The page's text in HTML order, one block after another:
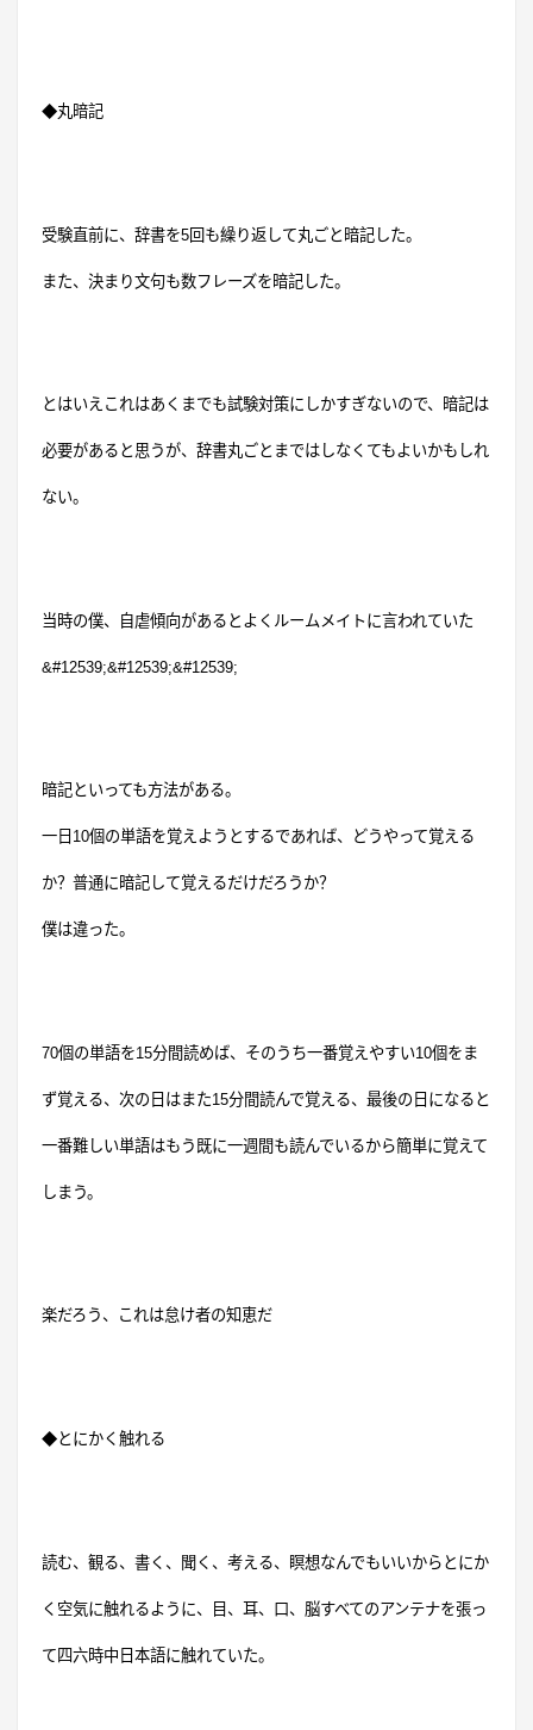
◆丸暗記
受験直前に、辞書を5 回も繰り返して丸ごと暗記した。
また、決まり文句も数フレーズを暗記した。
とはいえこれはあくまでも試験対策にしかすぎないので、暗記は
必要があると思うが、辞書丸ごとまではしなくてもよいかもしれ
ない。
当時の僕、自虐傾向があるとよくルームメイトに言われていた
&#12539;&#12539;&#12539;
暗記といっても方法がある。
一日 10個の単語を覚えようとするであれば、どうやって覚える
か？普通に暗記して覚えるだけだろうか？
僕は違った。
70個の単語を15分間読めば、そのうち一番覚えやすい10個をま
ず覚える、次の日はまた15分間読んで覚える、最後の日になると
一番難しい単語はもう既に一週間も読んでいるから簡単に覚えて
しまう。
楽だろう、これは怠け者の知恵だ
◆とにかく触れる
読む、観る、書く、聞く、考える、瞑想なんでもいいからとにか
く空気に触れるように、目、耳、口、脳すべてのアンテナを張っ
て四六時中日本語に触れていた。